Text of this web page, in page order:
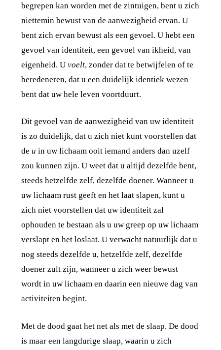
begrepen kan worden met de zintuigen, bent u zich
niettemin bewust van de aanwezigheid ervan. U
bent zich ervan bewust als een gevoel. U hebt een
gevoel van identiteit, een gevoel van ikheid, van
eigenheid. U voelt, zonder dat te betwijfelen of te
beredeneren, dat u een duidelijk identiek wezen
bent dat uw hele leven voortduurt.
Dit gevoel van de aanwezigheid van uw identiteit
is zo duidelijk, dat u zich niet kunt voorstellen dat
de u in uw lichaam ooit iemand anders dan uzelf
zou kunnen zijn. U weet dat u altijd dezelfde bent,
steeds hetzelfde zelf, dezelfde doener. Wanneer u
uw lichaam rust geeft en het laat slapen, kunt u
zich niet voorstellen dat uw identiteit zal
ophouden te bestaan als u uw greep op uw lichaam
verslapt en het loslaat. U verwacht natuurlijk dat u
nog steeds dezelfde u, hetzelfde zelf, dezelfde
doener zult zijn, wanneer u zich weer bewust
wordt in uw lichaam en daarin een nieuwe dag van
activiteiten begint.
Met de dood gaat het net als met de slaap. De dood
is maar een langdurige slaap, waarin u zich